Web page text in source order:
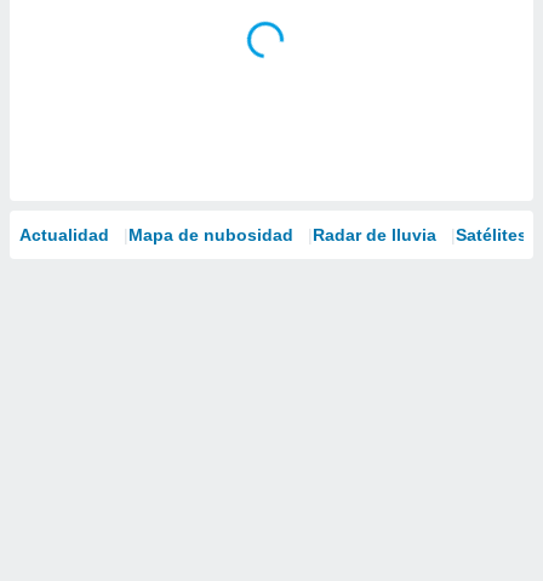
Actualidad Mapa de nubosidad Radar de lluvia Satélites